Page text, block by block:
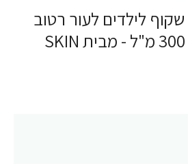
לילדים לעור רטוב
SPF50 בוב ספוג 300 מ"ל - מבית SKIN